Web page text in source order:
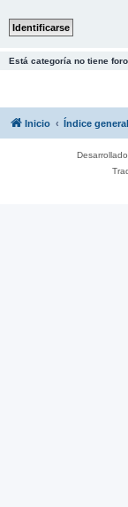
Está categoría no tiene
Inicio Índice general